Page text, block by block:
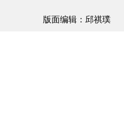
版面编辑：邱祺璞